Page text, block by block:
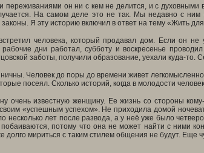
переживаниями он ни с кем не делится, и с духовными
На самом деле это не так. Мы недавно с
Я эту историю включил в ответ на тему «Жить
человека, который продавал дом. Если он
дни работал, субботу и воскресенье
заботы, получили образование, уехали куда-то.
Человек до поры до времени живет
посеял. Сколько историй, когда в молодости
очень известную женщину. Ее жизнь со стороны
«успешным успехом». Не приходила домой
несколько лет после развода, а у неё уже было
потому что она не может найти с ними
долго мириться с таким стилем общения не будут. Еще